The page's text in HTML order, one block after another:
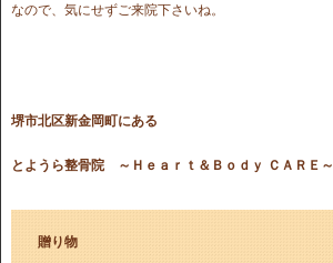
なので、気にせずご来院下さいね。
堺市北区新金岡町にある
とようら整骨院 ～Ｈｅａｒｔ＆Ｂｏｄｙ ＣＡＲＥ～
贈り物